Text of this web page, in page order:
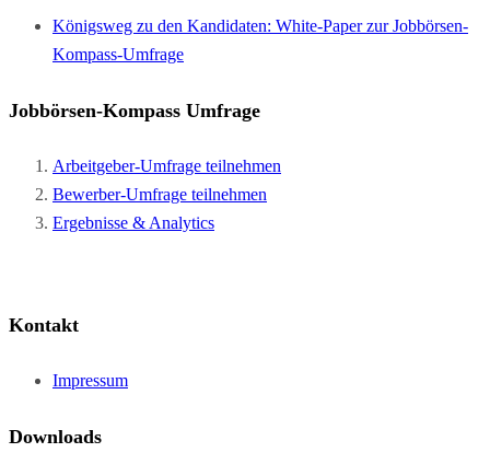
Königsweg zu den Kandidaten: White-Paper zur Jobbörsen-
Kompass-Umfrage
Jobbörsen-Kompass Umfrage
Arbeitgeber-Umfrage teilnehmen
Bewerber-Umfrage teilnehmen
Ergebnisse & Analytics
Kontakt
Impressum
Downloads